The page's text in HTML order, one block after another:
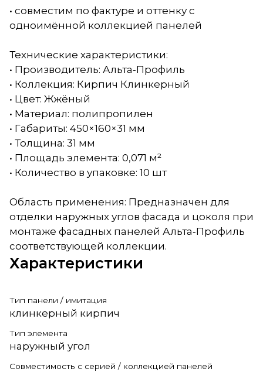
• совместим по фактуре и оттенку с
одноимённой коллекцией панелей
Технические характеристики:
• Производитель: Альта‑Профиль
• Коллекция: Кирпич Клинкерный
• Цвет: Жжёный
• Материал: полипропилен
• Габариты: 450×160×31 мм
• Толщина: 31 мм
• Площадь элемента: 0,071 м²
• Количество в упаковке: 10 шт
Область применения: Предназначен для
отделки наружных углов фасада и цоколя при
монтаже фасадных панелей Альта‑Профиль
соответствующей коллекции.
Характеристики
Тип панели / имитация
клинкерный кирпич
Тип элемента
наружный угол
Совместимость с серией / коллекцией панелей